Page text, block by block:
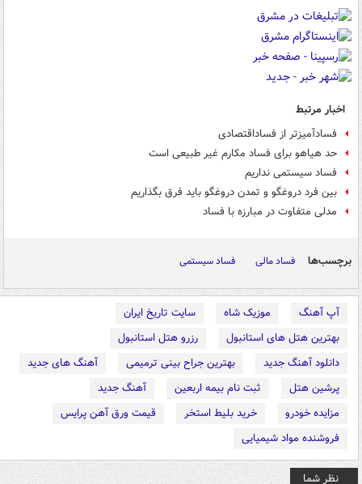
اخبار مرتبط
فسادآمیزتر از فساداقتصادی
حد هیاهو برای فساد مکارم غیر طبیعی است
فساد سیستمی نداریم
بین فرد دروغگو و تمدن دروغگو باید فرق بگذاریم
مدلی متفاوت در مبارزه با فساد
برچسب‌ها فساد مالی فساد سیستمی
آپ آهنگ موزیک شاه
سایت تاریخ ایران
بهترین هتل های استانبول
رزرو هتل استانبول
دانلود آهنگ جدید
بهترین جراح بینی ترمیمی
آهنگ های جدید
پرشین هتل
ثبت نام بیمه اربعین
آهنگ جدید
مزایده خودرو
خرید بلیط استخر
قیمت ورق آهن پرایس
فروشنده مواد شیمیایی
نظر شما